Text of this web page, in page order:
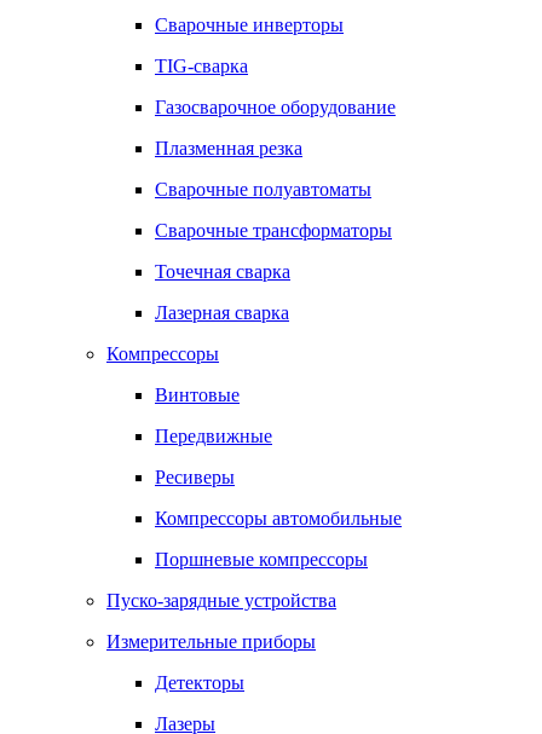
Сварочные инверторы
TIG-сварка
Газосварочное оборудование
Плазменная резка
Сварочные полуавтоматы
Сварочные трансформаторы
Точечная сварка
Лазерная сварка
Компрессоры
Винтовые
Передвижные
Ресиверы
Компрессоры автомобильные
Поршневые компрессоры
Пуско-зарядные устройства
Измерительные приборы
Детекторы
Лазеры